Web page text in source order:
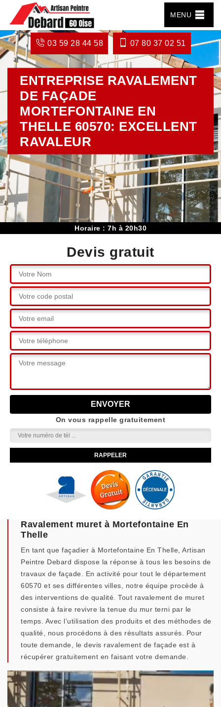
MENU
03 59 28 44 58 07 80 37 02 51
ENTREPRISE RAVALEMENT
DE FAÇADE
MORTEFONTAINE EN
THELLE 60570: EXCELLENT
RAVALEUR
Horaire : 7h à 20h30
Devis gratuit
On vous rappelle gratuitement
Ravalement muret à Mortefontaine En
Thelle
En tant que façadier à Mortefontaine En Thelle, Artisan
Peintre Debard dispose la réponse à tous les besoins de
travaux de façade. En activité pour tout le département
60570 et ses différentes villes, notre équipe procède à
des interventions de qualité. Tout ravalement de muret
consiste à faire revivre la tenue du mur terni par le
temps. Avec l’utilisation des produits et des méthodes de
qualité, nous procédons à des résultats assurés. Pour
toute demande, le devis ravalement de façade est à
récupérer gratuitement en faisant votre demande.